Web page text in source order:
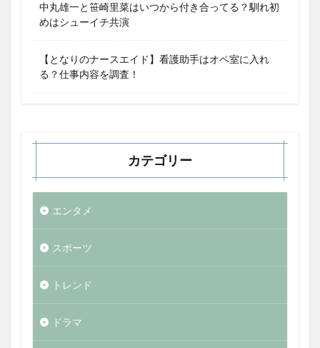
中丸雄一と笹崎里菜はいつから付き合ってる？馴れ初
めはシューイチ共演
【となりのナースエイド】看護助手はオペ室に入れ
る？仕事内容を調査！
カテゴリー
エンタメ
スポーツ
トレンド
ドラマ